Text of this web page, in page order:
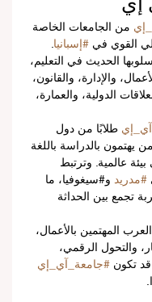
من الجامعات الخاصة
القوي في #إسبانيا
الحديث في التعليم،
والإدارة، والقانون،
الدولية، والعمارة،
طلابًا من دول
يهتمون بالدراسة باللغة
بيئة عالمية. وترتبط
#مدريد و#سيغوفيا، ما
تجمع بين الحداثة
المهتمين بالأعمال،
والتحول الرقمي،
قد تكون #جامعة_آي_إي